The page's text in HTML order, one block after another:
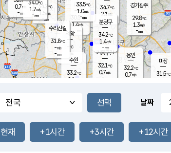
과천
30.5℃
1.4m/s
- mm
-mm
-mm
용인
32.2℃
0.7m/s
경기광주
29.8℃
1.3m/s
-mm
28.4
℃
33.8℃
0.9m/s
-mm
마장
31.5℃
의왕
- ℃
m/s
mm
34.2 ℃
1.5 m/s
-mm
0.7m/s
-mm
-mm
34.0℃
1.7m/s
-mm
34.7℃
2.1 m/s
-mm
33.5℃
1.0m/s
-mm
기흥구갈
32.1℃
0.7m/s
-
수리산길
31.8℃
-m/s
-mm
분당구
34.2℃
1.4m/s
-mm
수원
33.2℃
2.1 m/s
날짜
현재 +1시간 +3시간 +12시간